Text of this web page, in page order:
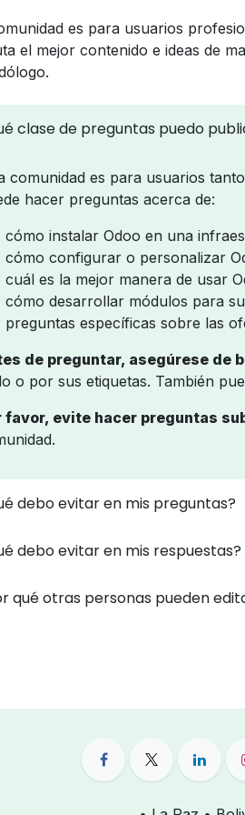
es para usuarios
el mejor contenido e ideas de
clase de preguntas puedo
comunidad es para usuarios
hacer preguntas acerca de:
cómo instalar Odoo en una
cómo configurar o personalizar
cuál es la mejor manera de usar
cómo desarrollar módulos para
preguntas específicas sobre las
de preguntar, asegúrese de
o por sus etiquetas. También
favor, evite hacer preguntas
debo evitar en mis preguntas?
debo evitar en mis respuestas?
qué otras personas pueden